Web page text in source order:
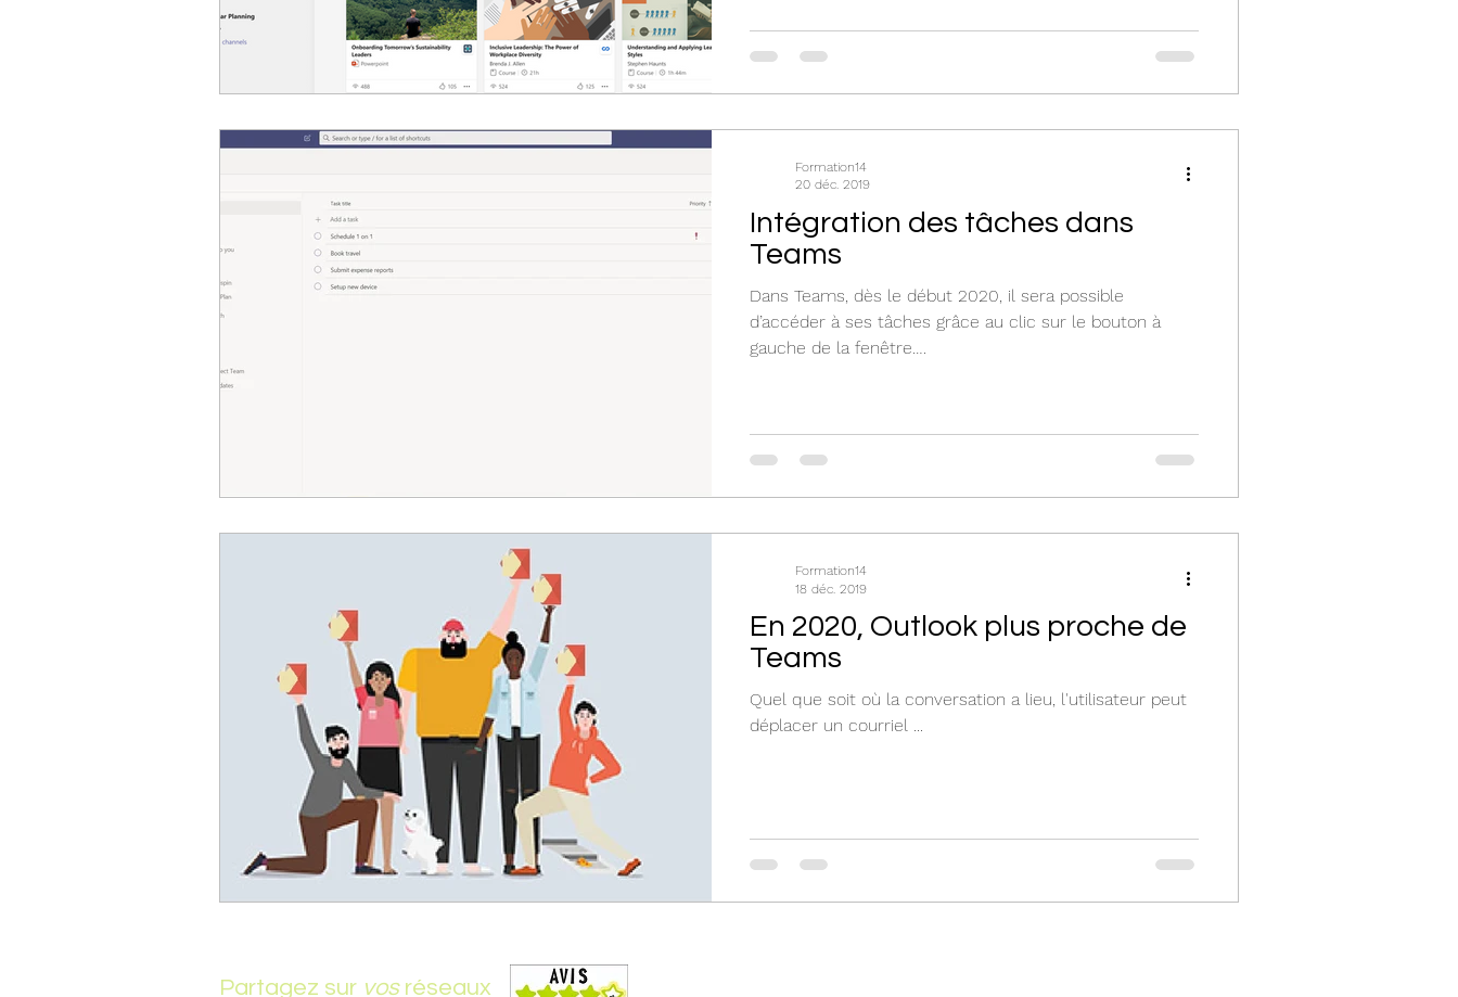
Intégration des tâches dans
Teams
Dans Teams, dès le début 2020, il sera possible
d’accéder à ses tâches grâce au clic sur le bouton à
gauche de la fenêtre….
Formation14
20 déc. 2019
En 2020, Outlook plus proche de
Teams
Quel que soit où la conversation a lieu, l'utilisateur peut
déplacer un courriel ...
Formation14
18 déc. 2019
Partagez sur vos réseaux